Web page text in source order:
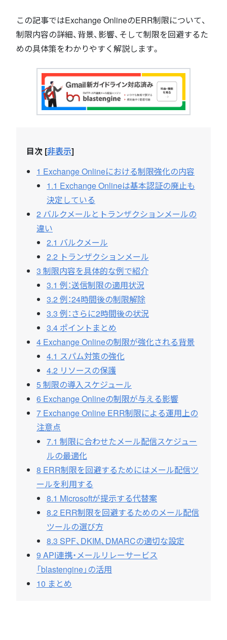
この記事ではExchange OnlineのERR制限について、
制限内容の詳細、背景、影響、そして制限を回避するた
めの具体策をわかりやすく解説します。
目次 [非表示]
1 Exchange Onlineにおける制限強化の内容
1.1 Exchange Onlineは基本認証の廃止も
決定している
2 バルクメールとトランザクションメールの
違い
2.1 バルクメール
2.2 トランザクションメール
3 制限内容を具体的な例で紹介
3.1 例：送信制限の適用状況
3.2 例：24時間後の制限解除
3.3 例：さらに2時間後の状況
3.4 ポイントまとめ
4 Exchange Onlineの制限が強化される背景
4.1 スパム対策の強化
4.2 リソースの保護
5制限の導入スケジュール
6 Exchange Onlineの制限が与える影響
7 Exchange Online ERR制限による運用上の
注意点
7.1 制限に合わせたメール配信スケジュー
ルの最適化
8 ERR制限を回避するためにはメール配信ツ
ールを利用する
8.1 Microsoftが提示する代替案
8.2 ERR制限を回避するためのメール配信
ツールの選び方
8.3 SPF、DKIM、DMARCの適切な設定
9 API連携・メールリレーサービス
「blastengine」の活用
10 まとめ